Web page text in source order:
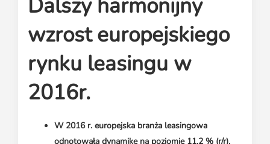
Partnerzy ZPL
Subskrybuj Leaseletter
Materiały do pobrania
Kontakt dla mediów
Klauzule informacyjne
Dalszy harmonijny
wzrost europejskiego
rynku leasingu w
2016r.
W 2016 r. europejska branża leasingowa
odnotowała dynamikę na poziomie 11,2 % (r/r).